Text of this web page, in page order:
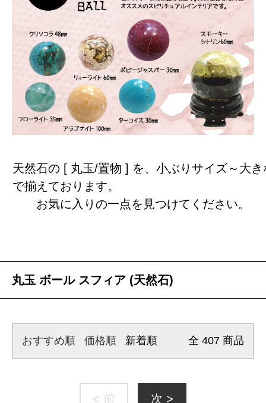
天然石の [ 丸玉/置物 ] を、小ぶりサイズ～大
で揃えております。
お気に入りの一点を見つけてください。
丸玉 ボール スフィア (天然石)
おすすめ順 価格順 新着順 全 407 商品
< 前 次 >